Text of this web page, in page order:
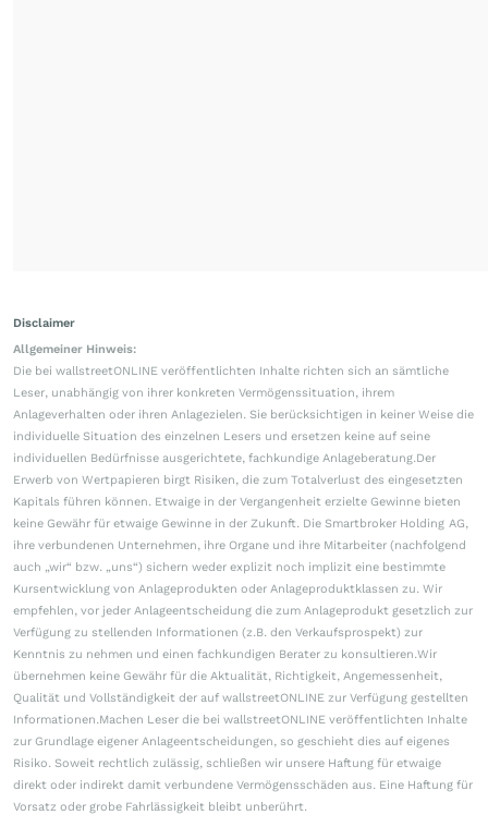
Disclaimer
Allgemeiner Hinweis:
Die bei wallstreetONLINE veröffentlichten Inhalte richten sich an sämtliche
Leser, unabhängig von ihrer konkreten Vermögenssituation, ihrem
Anlageverhalten oder ihren Anlagezielen. Sie berücksichtigen in keiner Weise die
individuelle Situation des einzelnen Lesers und ersetzen keine auf seine
individuellen Bedürfnisse ausgerichtete, fachkundige Anlageberatung.Der
Erwerb von Wertpapieren birgt Risiken, die zum Totalverlust des eingesetzten
Kapitals führen können. Etwaige in der Vergangenheit erzielte Gewinne bieten
keine Gewähr für etwaige Gewinne in der Zukunft. Die Smartbroker Holding AG,
ihre verbundenen Unternehmen, ihre Organe und ihre Mitarbeiter (nachfolgend
auch „wir“ bzw. „uns“) sichern weder explizit noch implizit eine bestimmte
Kursentwicklung von Anlageprodukten oder Anlageproduktklassen zu. Wir
empfehlen, vor jeder Anlageentscheidung die zum Anlageprodukt gesetzlich zur
Verfügung zu stellenden Informationen (z.B. den Verkaufsprospekt) zur
Kenntnis zu nehmen und einen fachkundigen Berater zu konsultieren.Wir
übernehmen keine Gewähr für die Aktualität, Richtigkeit, Angemessenheit,
Qualität und Vollständigkeit der auf wallstreetONLINE zur Verfügung gestellten
Informationen.Machen Leser die bei wallstreetONLINE veröffentlichten Inhalte
zur Grundlage eigener Anlageentscheidungen, so geschieht dies auf eigenes
Risiko. Soweit rechtlich zulässig, schließen wir unsere Haftung für etwaige
direkt oder indirekt damit verbundene Vermögensschäden aus. Eine Haftung für
Vorsatz oder grobe Fahrlässigkeit bleibt unberührt.